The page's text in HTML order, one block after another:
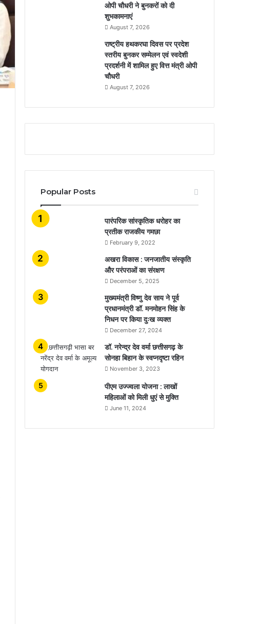
ओपी चौधरी ने बुनकरों को दी
शुभकामनाएं
August 7, 2026
राष्ट्रीय हथकरघा दिवस पर प्रदेश
स्तरीय बुनकर सम्मेलन एवं स्वदेशी
प्रदर्शनी में शामिल हुए वित्त मंत्री ओपी
चौधरी
August 7, 2026
Popular Posts
​​​​​​​पारंपरिक सांस्कृतिक धरोहर का
प्रतीक राजकीय गमछा
February 9, 2022
अखरा विकास : जनजातीय संस्कृति
और परंपराओं का संरक्षण
December 5, 2025
मुख्यमंत्री विष्णु देव साय ने पूर्व
प्रधानमंत्री डॉ. मनमोहन सिंह के
निधन पर किया दुःख व्यक्त
December 27, 2024
डॉ. नरेन्द्र देव वर्मा छत्तीसगढ़ के
सोनहा बिहान के स्वप्नदृष्टा रहिन
November 3, 2023
पीएम उज्ज्वला योजना : लाखों
महिलाओं को मिली धुएं से मुक्ति
June 11, 2024